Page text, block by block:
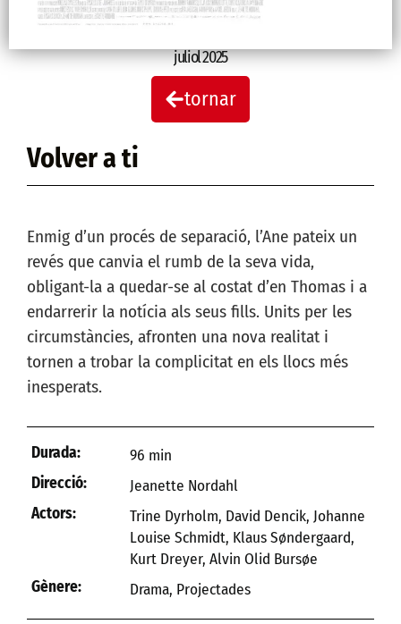
juliol 2025
tornar
Volver a ti
Enmig d’un procés de separació, l’Ane pateix un
revés que canvia el rumb de la seva vida,
obligant-la a quedar-se al costat d’en Thomas i a
endarrerir la notícia als seus fills. Units per les
circumstàncies, afronten una nova realitat i
tornen a trobar la complicitat en els llocs més
inesperats.
Durada:
96 min
Direcció:
Jeanette Nordahl
Actors:
Trine Dyrholm, David Dencik, Johanne
Louise Schmidt, Klaus Søndergaard,
Kurt Dreyer, Alvin Olid Bursøe
Gènere:
Drama, Projectades